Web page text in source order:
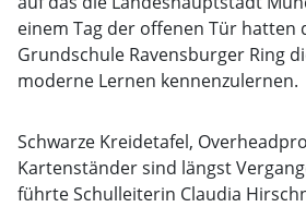
einem Tag der offenen Tür hatten
Grundschule Ravensburger Ring
moderne Lernen kennenzulernen.
Schwarze Kreidetafel,
Kartenständer sind längst
führte Schulleiterin Claudia